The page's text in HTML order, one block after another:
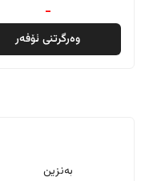
-
وەرگرتنی ئۆفەر
بەنزین